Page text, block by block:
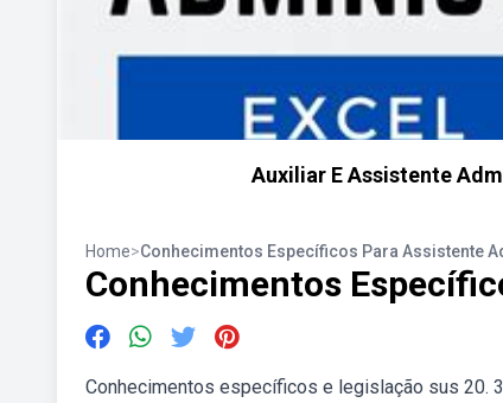
Auxiliar E Assistente
Home>Conhecimentos Específicos Para Assistente
Conhecimentos
Conhecimentos específicos e legislação sus 20.